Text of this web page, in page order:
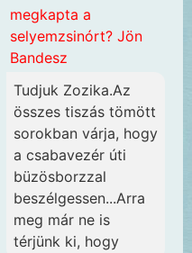
megkapta a
selyemzsinórt? Jön
Bandesz
Tudjuk Zozika.Az
összes tiszás tömött
sorokban várja, hogy
a csabavezér úti
büzösborzzal
beszélgessen...Arra
meg már ne is
térjünk ki, hogy